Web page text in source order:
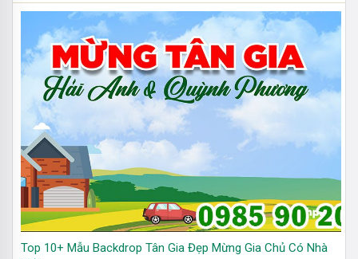
Top 10+ Mẫu Backdrop Tân Gia Đẹp Mừng Gia Chủ Có Nhà